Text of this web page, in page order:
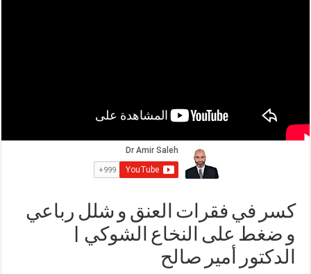
كسر في فقرات العنق و شلل رباعي
و ضغط على النخاع الشوكي |
الدكتور أمير صالح